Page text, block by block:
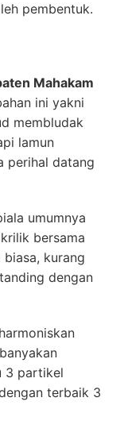
pembentuk.
Mahakam
ini yakni
membludak
lamun
perihal datang
umumnya
bersama
kurang
dengan
3 partikel
terbaik 3